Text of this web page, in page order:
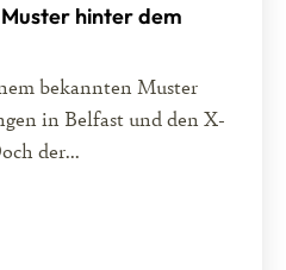
hinter dem
bekannten Muster
in Belfast und den X-
der...